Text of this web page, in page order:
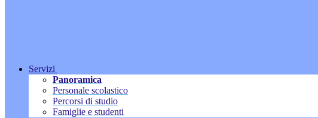
Servizi
Panoramica
Personale scolastico
Percorsi di studio
Famiglie e studenti